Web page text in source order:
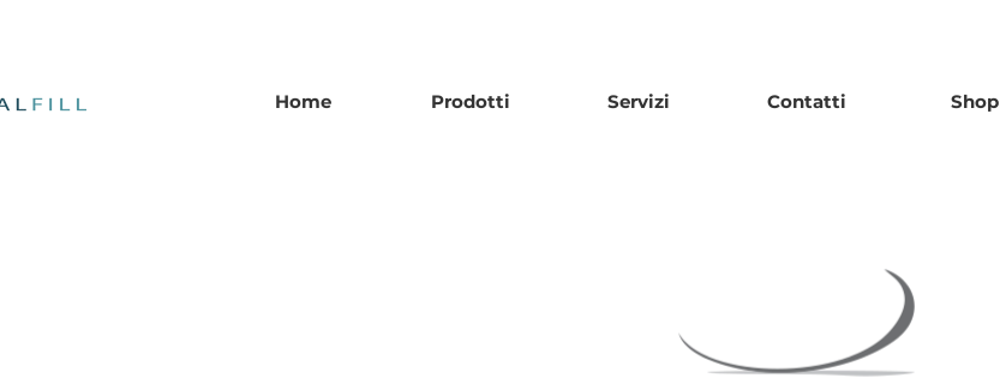
Home Prodotti Servizi Contatti Shop